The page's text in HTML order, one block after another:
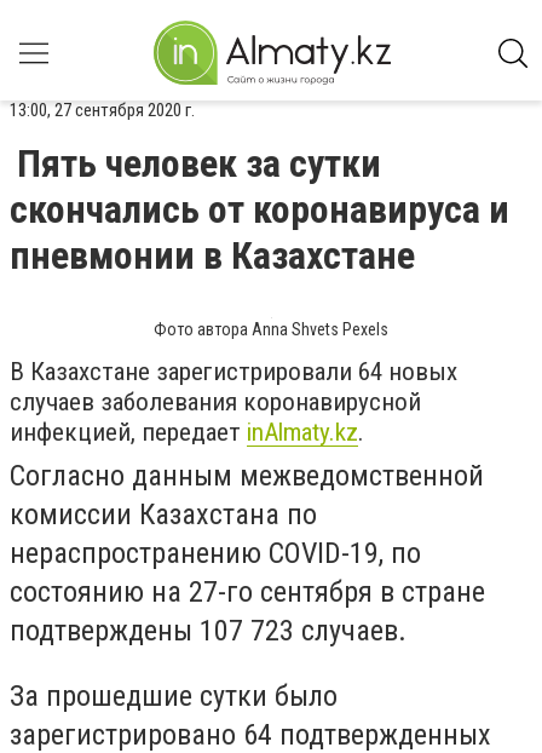
13:00, 27 сентября 2020 г.
Пять человек за сутки
скончались от коронавируса и
пневмонии в Казахстане
Фото автора Anna Shvets Pexels
В Казахстане зарегистрировали 64 новых
случаев заболевания коронавирусной
инфекцией, передает inAlmaty.kz.
Согласно данным межведомственной
комиссии Казахстана по
нераспространению COVID-19, по
состоянию на 27-го сентября в стране
подтверждены 107 723 случаев.
За прошедшие сутки было
зарегистрировано 64 подтвержденных